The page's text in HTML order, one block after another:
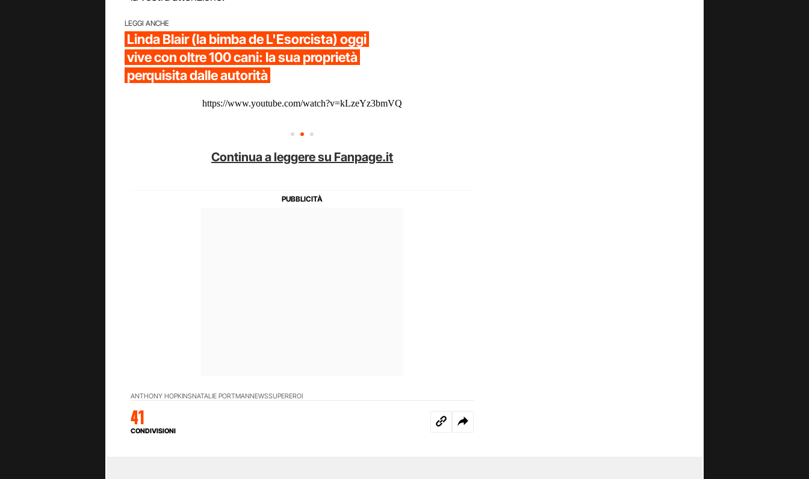
LEGGI ANCHE
Linda Blair (la bimba de L'Esorcista) oggi
vive con oltre 100 cani: la sua proprietà
perquisita dalle autorità
https://www.youtube.com/watch?v=kLzeYz3bmVQ
Continua a leggere su Fanpage.it
ANTHONY HOPKINSNATALIE PORTMANNEWSSUPEREROI
41
CONDIVISIONI